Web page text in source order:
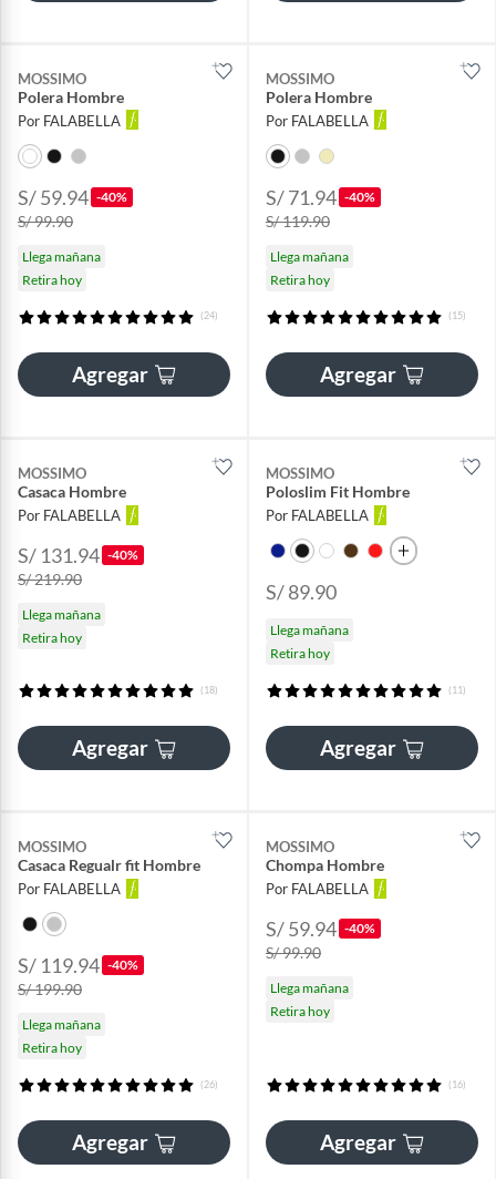
MOSSIMO
Polera Hombre
Por FALABELLA
S/ 59.94 -40%
S/ 99.90
Llega mañana
Retira hoy
(24)
Agregar
MOSSIMO
Polera Hombre
Por FALABELLA
S/ 71.94 -40%
S/ 119.90
Llega mañana
Retira hoy
(15)
Agregar
MOSSIMO
Casaca Hombre
Por FALABELLA
S/ 131.94 -40%
S/ 219.90
Llega mañana
Retira hoy
(18)
Agregar
MOSSIMO
Poloslim Fit Hombre
Por FALABELLA
S/ 89.90
Llega mañana
Retira hoy
(11)
Agregar
MOSSIMO
Casaca Regualr fit Hombre
Por FALABELLA
S/ 119.94 -40%
S/ 199.90
Llega mañana
Retira hoy
(26)
Agregar
MOSSIMO
Chompa Hombre
Por FALABELLA
S/ 59.94 -40%
S/ 99.90
Llega mañana
Retira hoy
(16)
Agregar